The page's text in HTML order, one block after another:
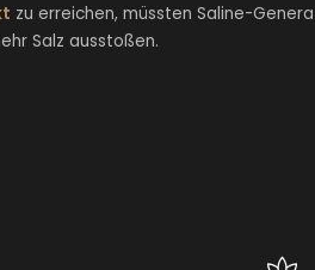
zu erreichen, müssten Saline-
Salz ausstoßen.